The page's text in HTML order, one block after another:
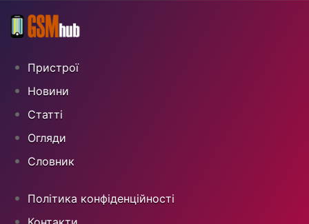
Пристрої
Новини
Статті
Огляди
Cловник
Політика конфіденційності